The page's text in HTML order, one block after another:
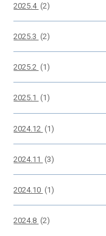
2025.4 (2)
2025.3 (2)
2025.2 (1)
2025.1 (1)
2024.12 (1)
2024.11 (3)
2024.10 (1)
2024.8 (2)